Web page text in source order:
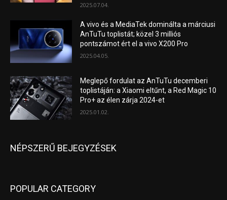
2025.07.04.
A vivo és a MediaTek dominálta a márciusi
AnTuTu toplistát; közel 3 milliós
pontszámot ért el a vivo X200 Pro
2025.04.05.
Meglepő fordulat az AnTuTu decemberi
toplistáján: a Xiaomi eltűnt, a Red Magic 10
Pro+ az élen zárja 2024-et
2025.01.02.
NÉPSZERŰ BEJEGYZÉSEK
POPULAR CATEGORY